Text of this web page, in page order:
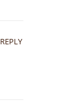
REPLY